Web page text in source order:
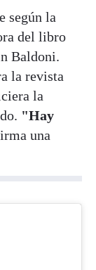
según la
del libro
Baldoni.
la revista
la
"Hay
una